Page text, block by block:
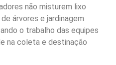
não misturem lixo
árvores e jardinagem
o trabalho das equipes
na coleta e destinação